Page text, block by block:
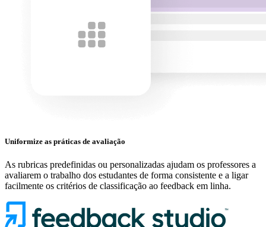
Uniformize as práticas de avaliação
As rubricas predefinidas ou personalizadas ajudam os professores a
avaliarem o trabalho dos estudantes de forma consistente e a ligar
facilmente os critérios de classificação ao feedback em linha.